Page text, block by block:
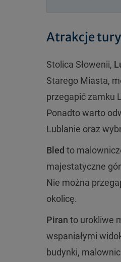
Atrakcje
Stolica Słowenii,
Starego Miasta,
przegapić zamku
Ponadto warto
Lublanie oraz
Bled to
majestatyczne
Nie można
okolicę.
Piran to urokliwe
wspaniałymi
budynki,